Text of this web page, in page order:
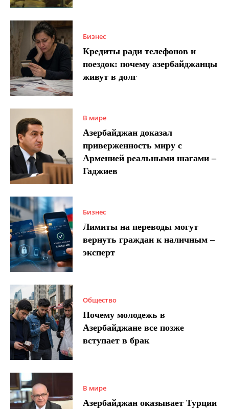
Бизнес
Кредиты ради телефонов и
поездок: почему азербайджанцы
живут в долг
В мире
Азербайджан доказал
приверженность миру с
Арменией реальными шагами –
Гаджиев
Бизнес
Лимиты на переводы могут
вернуть граждан к наличным –
эксперт
Общество
Почему молодежь в
Азербайджане все позже
вступает в брак
В мире
Азербайджан оказывает Турции